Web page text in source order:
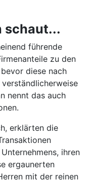
schaut...
führende
zu den
diese nach
nennt das auch
erklärten die
ihren
ergaunerten
mit der reinen